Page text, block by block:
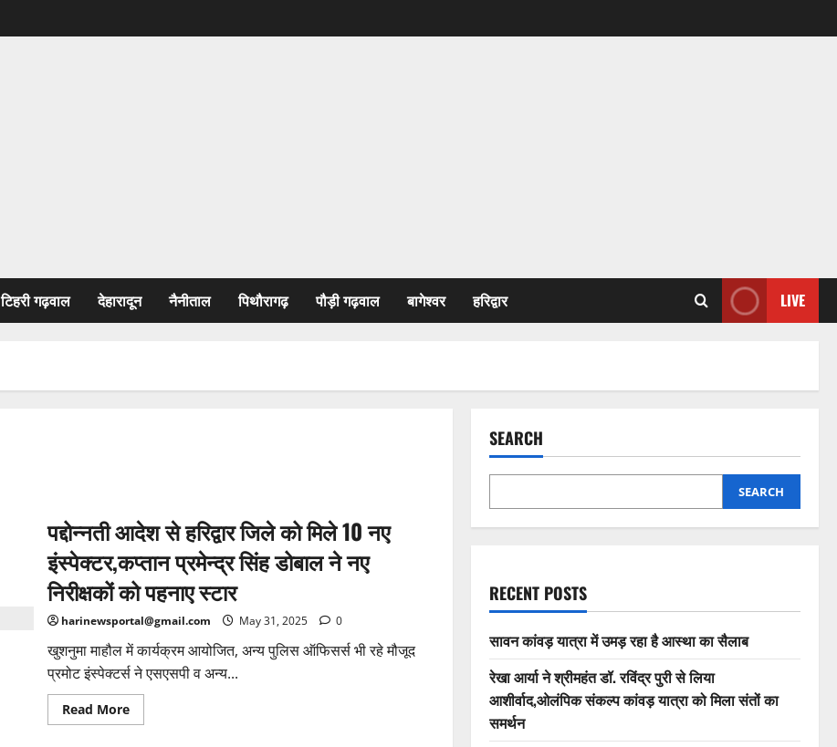
टिहरी गढ़वाल देहारादून नैनीताल पिथौरागढ़ पौड़ी गढ़वाल बागेश्वर हरिद्वार LIVE
पद्दोन्नती आदेश से हरिद्वार जिले को मिले 10 नए
इंस्पेक्टर,कप्तान प्रमेन्द्र सिंह डोबाल ने नए
निरीक्षकों को पहनाए स्टार
harinewsportal@gmail.com May 31, 2025 0
खुशनुमा माहौल में कार्यक्रम आयोजित, अन्य पुलिस ऑफिसर्स भी रहे मौजूद
प्रमोट इंस्पेक्टर्स ने एसएसपी व अन्य...
Read MoreRead
more
SEARCH
SEARCH
RECENT POSTS
सावन कांवड़ यात्रा में उमड़ रहा है आस्था का सैलाब
रेखा आर्या ने श्रीमहंत डॉ. रविंद्र पुरी से लिया
आशीर्वाद,ओलंपिक संकल्प कांवड़ यात्रा को मिला संतों का
समर्थन